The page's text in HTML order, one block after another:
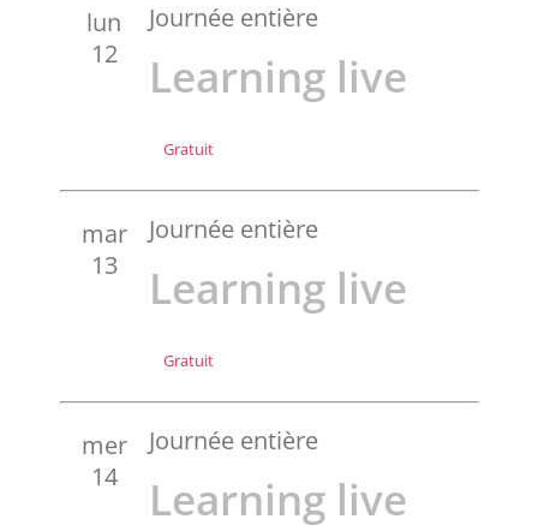
lun
12
Journée entière
Learning live
Gratuit
mar
13
Journée entière
Learning live
Gratuit
mer
14
Journée entière
Learning live